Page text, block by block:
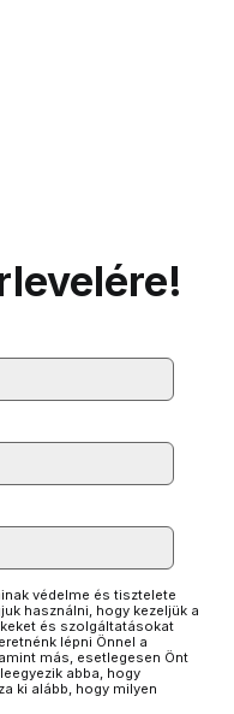
védelme és tisztelete
használni, hogy kezeljük a
és szolgáltatásokat
lépni Önnel a
más, esetlegesen Önt
abba, hogy
ki alább, hogy milyen